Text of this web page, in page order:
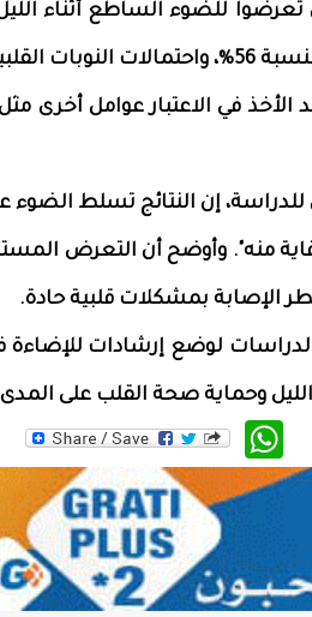
للضوء الساطع أثناء
بغيرهم.
في الاعتبار عوامل أخرى
للدراسة، إن النتائج تسلط
منه". وأوضح أن التعرض
الإصابة بمشكلات قلبية حادة.
الدراسات لوضع إرشادات
وحماية صحة القلب على
Twitter
WhatsApp